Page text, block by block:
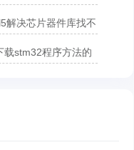
解决芯片器件库找不
载stm32程序方法的